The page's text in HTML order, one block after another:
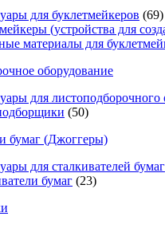
для буклетмейкеров (69)
(устройства для
материалы для
оборудование
для листоподборочного
(50)
бумаг (Джоггеры)
для сталкивателей бумаг
бумаг (23)